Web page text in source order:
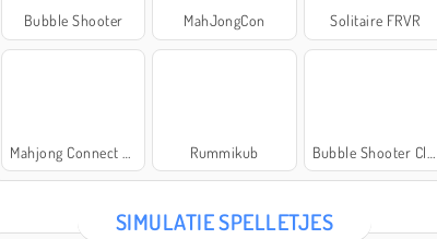
Bubble Shooter MahJongCon Solitaire FRVR
Rummikub
SIMULATIE SPELLETJES